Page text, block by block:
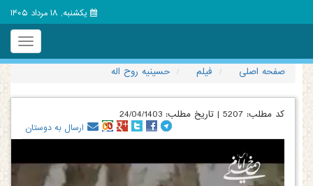
یکشنبه, 18 مرداد 1405
Toggle
صفحه اصلی
فیلم حسینیه روح اله
کد مطلب: 5207
| تاریخ مطلب: 24/04/1403
ارسال به دوستان